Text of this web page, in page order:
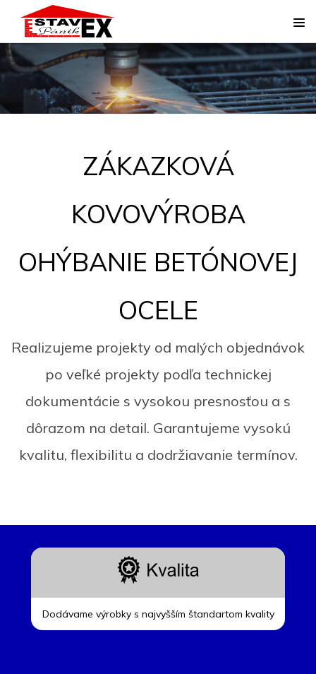
ZÁKAZKOVÁ
KOVOVÝROBA
OHÝBANIE BETÓNOVEJ
OCELE
Realizujeme projekty od malých objednávok
po veľké projekty podľa technickej
dokumentácie s vysokou presnosťou a s
dôrazom na detail. Garantujeme vysokú
kvalitu, flexibilitu a dodržiavanie termínov.
Dodávame výrobky s najvyšším štandartom kvality